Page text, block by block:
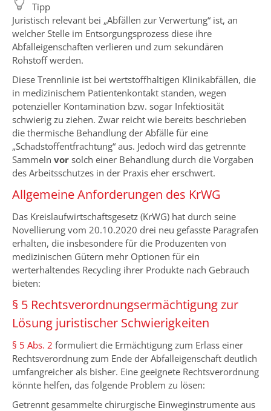
Tipp
Juristisch relevant bei „Abfällen zur Verwertung“ ist, an
welcher Stelle im Entsorgungsprozess diese ihre
Abfalleigenschaften verlieren und zum sekundären
Rohstoff werden.
Diese Trennlinie ist bei wertstoffhaltigen Klinikabfällen, die
in medizinischem Patientenkontakt standen, wegen
potenzieller Kontamination bzw. sogar Infektiosität
schwierig zu ziehen. Zwar reicht wie bereits beschrieben
die thermische Behandlung der Abfälle für eine
„Schadstoffentfrachtung“ aus. Jedoch wird das getrennte
Sammeln vor solch einer Behandlung durch die Vorgaben
des Arbeitsschutzes in der Praxis eher erschwert.
Allgemeine Anforderungen des KrWG
Das Kreislaufwirtschaftsgesetz (KrWG) hat durch seine
Novellierung vom 20.10.2020 drei neu gefasste Paragrafen
erhalten, die insbesondere für die Produzenten von
medizinischen Gütern mehr Optionen für ein
werterhaltendes Recycling ihrer Produkte nach Gebrauch
bieten:
§ 5 Rechtsverordnungsermächtigung zur
Lösung juristischer Schwierigkeiten
§ 5 Abs. 2 formuliert die Ermächtigung zum Erlass einer
Rechtsverordnung zum Ende der Abfalleigenschaft deutlich
umfangreicher als bisher. Eine geeignete Rechtsverordnung
könnte helfen, das folgende Problem zu lösen:
Getrennt gesammelte chirurgische Einweginstrumente aus